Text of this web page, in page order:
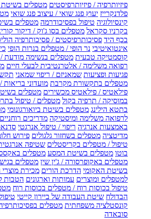
פיזיותרפיה / פיזיותרפיסטים מטפלים בשיטת
פלדנקרייז יעוץ פנג שואי / עיצוב פנג שואי
קינסיולוגיה טיפול בפסיכודרמה מטפלים
בקרניו סקראל מטפלים בסו ג'וק / דיקור
בכף היד פסיכותרפיסטים / פסיכותרפיה
אינטואיטיבי נר הופי / מטפלים בנרות הופי
קוסמטיקה טבעית מטפלים בנשימה מודעת /
רפואה משלימה / אלטרנטיבית לבעלי חיים
פגיעות ופציעות שמאניזם / ריפוי שמאני
מטפלים בתקשורת מקרבת מועדוני
פילאטיס / פילאטיס מכשירים מטפלים
במוסיקה / תרפיה בקול מטפלים / טיפול
בתטא הילינג מטפלים בשיטת ביואורגונומי
לרפואה משלימה ומיסטיקה מדריכים רוחניים
באמצעות אנרגיה ריפוי / טיפול אנרגטי
מדיטציה מטפלים בשחזור גלגולים פירוש
טיפול / מטפלים בקריסטלים שטיפה
בוטו מטפלים בשיטת המסע מטפלים
מטפלים באקופרסורה / ג'ין שין מטפלים
בשיטת האקומי הדרכת הורים מכירת
למטפלים ומוצרים עמותות וארגונים הטבות
טיפול בכוסות רוח / מטפלים בכוסות רוח
הבדולח שיטת העבודה של ביירון קייטי
קונסטלציה משפחתית מטפלים
סובאדה